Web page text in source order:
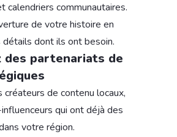
calendriers communautaires.
de votre histoire en
dont ils ont besoin.
des partenariats de
créateurs de contenu locaux,
qui ont déjà des
votre région.